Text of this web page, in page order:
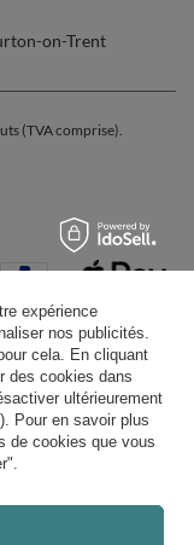
on-Trent
(TVA comprise).
expérience
nos publicités.
cela. En cliquant
des cookies dans
ultérieurement
Pour en savoir plus
de cookies que vous